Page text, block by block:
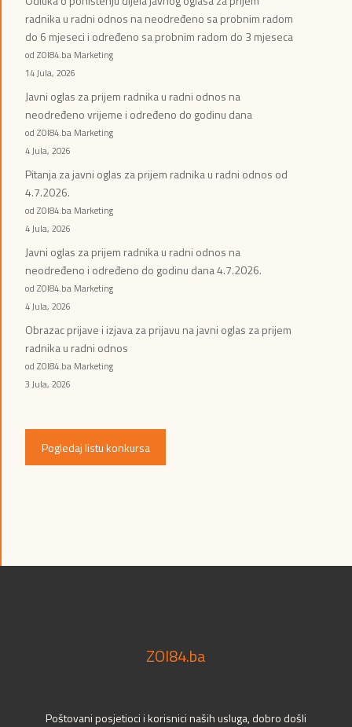
radnika u radni odnos na neodređeno sa probnim radom
do 6 mjeseci i određeno sa probnim radom do 3 mjeseca
od ZOI84.ba Marketing
14 Jula, 2026
Javni oglas za prijem radnika u radni odnos na
neodređeno vrijeme i određeno do godinu dana
od ZOI84.ba Marketing
4 Jula, 2026
Pitanja za javni oglas za prijem radnika u radni odnos od
4.7.2026.
od ZOI84.ba Marketing
4 Jula, 2026
Javni oglas za prijem radnika u radni odnos na
neodređeno i određeno do godinu dana 4.7.2026.
od ZOI84.ba Marketing
4 Jula, 2026
Obrazac prijave i izjava za prijavu na javni oglas za prijem
radnika u radni odnos
od ZOI84.ba Marketing
3 Jula, 2026
Pogledaj listu konkursa
ZOI84.ba
Poštovani posjetioci i korisnici naših usluga, dobro došli